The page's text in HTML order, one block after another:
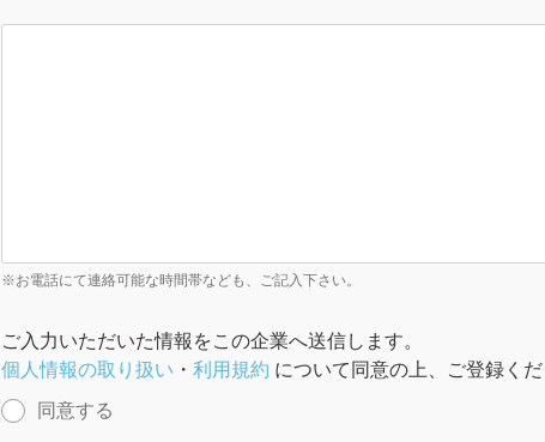
※お電話にて連絡可能な時間帯なども、ご記入下さい。
ご入力いただいた情報をこの企業へ送信します。
個人情報の取り扱い ・ 利用規約 について同意の上、ご登録く
同意する